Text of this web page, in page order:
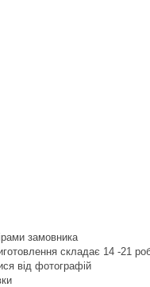
замовника
складає 14 -21
від фотографій